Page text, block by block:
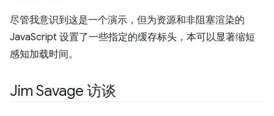
尽管我意识到这是一个演示，但为资源和非阻塞渲染的
JavaScript 设置了一些指定的缓存标头，本可以显著缩短
感知加载时间。
Jim Savage 访谈